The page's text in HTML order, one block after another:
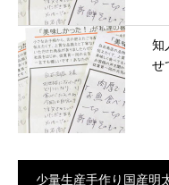
知
せ
少量生産手作り国産明